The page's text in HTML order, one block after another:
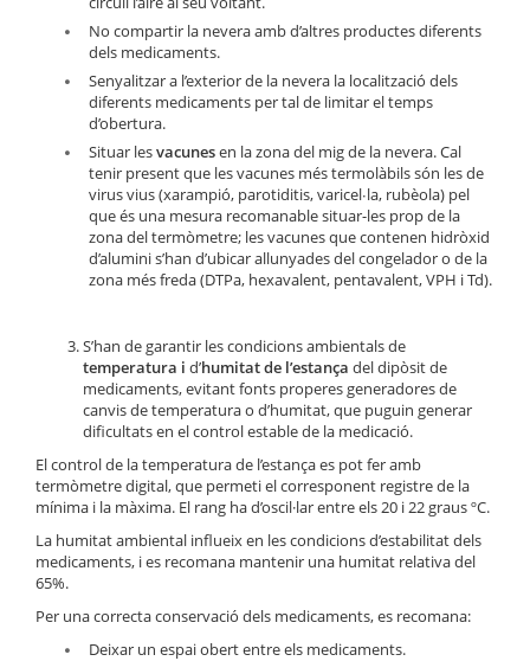
No compartir la nevera amb d’altres productes diferents
dels medicaments.
Senyalitzar a l’exterior de la nevera la localització dels
diferents medicaments per tal de limitar el temps
d’obertura.
Situar lesvacunesen la zona del mig de la nevera. Cal
tenir present que les vacunes més termolàbils són les de
virus vius (xarampió, parotiditis, varicel∙la, rubèola) pel
que és una mesura recomanable situar-les prop de la
zona del termòmetre; les vacunes que contenen hidròxid
d’alumini s’han d’ubicar allunyades del congelador o de la
zona més freda (DTPa, hexavalent, pentavalent, VPH i Td).
S’han de garantir les condicions ambientals de
temperatura i d’humitat de l’estança del dipòsit de
medicaments, evitant fonts properes generadores de
canvis de temperatura o d’humitat, que puguin generar
dificultats en el control estable de la medicació.
El control de la temperatura de l’estança es pot fer amb
termòmetre digital, que permeti el corresponent registre de la
mínima i la màxima. El rang ha d’oscil·lar entre els 20 i 22 graus ºC.
La humitat ambiental influeix en les condicions d’estabilitat dels
medicaments, i es recomana mantenir una humitat relativa del
65%.
Per una correcta conservació dels medicaments, es recomana:
Deixar un espai obert entre els medicaments.